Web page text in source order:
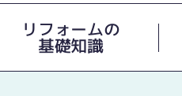
リフォームの
基礎知識